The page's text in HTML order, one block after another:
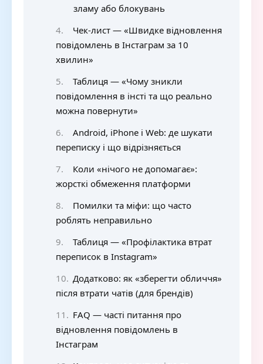
зламу або блокувань
Чек-лист — «Швидке відновлення
повідомлень в Інстаграм за 10
хвилин»
Таблиця — «Чому зникли
повідомлення в інсті та що реально
можна повернути»
Android, iPhone і Web: де шукати
переписку і що відрізняється
Коли «нічого не допомагає»:
жорсткі обмеження платформи
Помилки та міфи: що часто
роблять неправильно
Таблиця — «Профілактика втрат
переписок в Instagram»
Додатково: як «зберегти обличчя»
після втрати чатів (для брендів)
FAQ — часті питання про
відновлення повідомлень в
Інстаграм